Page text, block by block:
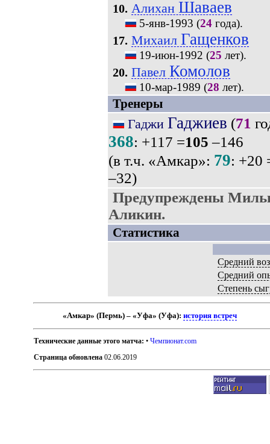
10. Алихан Шаваев
5-янв-1993 (24года).
17. Михаил Гащенков
19-июн-1992 (25 лет).
20. Павел Комолов
10-мар-1989 (28 лет).
Тренеры
Гаджи Гаджиев (71
368: +117 =105 –146
(в т.ч. «Амкар»: 79: +20
–32)
Предупреждены
Аликин.
Статистика
Средний
Средний
Степень
«Амкар» (Пермь) – «Уфа» (Уфа):история встреч
Технические данные этого матча: •Чемпионат.com
Страница обновлена 02.06.2019